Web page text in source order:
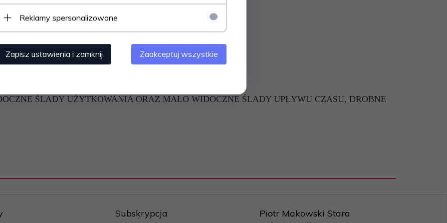
- PODRĘCZNIK DLA MATURZYSTÓW.
i inni.
ŚLADY UŻYTKOWANIA ORAZ MAŁO WIDOCZNE ŚLADY UPŁYWU CZASU, DROBNE
Subskrypcja
Piotr Makowski Stara
Reklamy spersonalizowane
Zapisz ustawienia i zamknij Zaakceptuj wszystkie